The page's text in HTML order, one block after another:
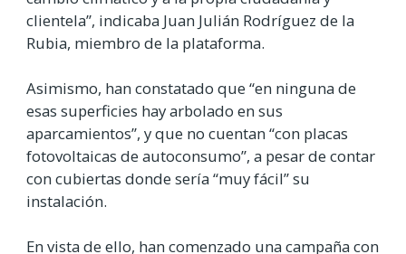
clientela”, indicaba Juan Julián Rodríguez de la
Rubia, miembro de la plataforma.
Asimismo, han constatado que “en ninguna de
esas superficies hay arbolado en sus
aparcamientos”, y que no cuentan “con placas
fotovoltaicas de autoconsumo”, a pesar de contar
con cubiertas donde sería “muy fácil” su
instalación.
En vista de ello, han comenzado una campaña con